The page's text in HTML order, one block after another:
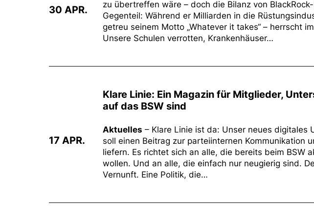
30 APR.
zu übertreffen wäre – doch die Bilanz von
Gegenteil: Während er Milliarden in die
getreu seinem Motto „Whatever it takes“ – herrscht
Unsere Schulen verrotten, Krankenhäuser…
17 APR.
Klare Linie: Ein Magazin für Mitglieder,
auf das BSW sind
Aktuelles – Klare Linie ist da: Unser neues digitales
soll einen Beitrag zur parteiinternen Kommunikation
liefern. Es richtet sich an alle, die bereits beim BSW
wollen. Und an alle, die einfach nur neugierig sind.
Vernunft. Eine Politik, die…